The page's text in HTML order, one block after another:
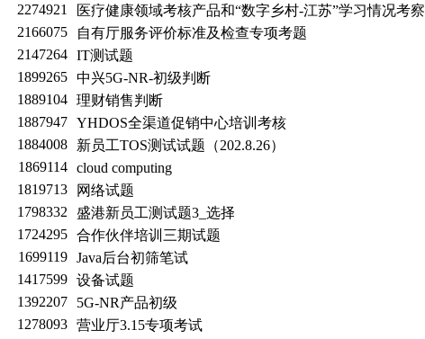
2274921
医疗健康领域考核产品和“数字乡村-江苏”学习情况考察
2166075
自有厅服务评价标准及检查专项考题
2147264 IT测试题
1899265 中兴5G-NR-初级判断
1889104 理财销售判断
1887947 YHDOS全渠道促销中心培训考核
1884008
新员工TOS测试试题（202.8.26）
1869114 cloud computing
1819713
网络试题
1798332
盛港新员工测试题3_选择
1724295 合作伙伴培训三期试题
1699119 Java后台初筛笔试
1417599 设备试题
1392207
5G-NR产品初级
1278093 营业厅3.15专项考试